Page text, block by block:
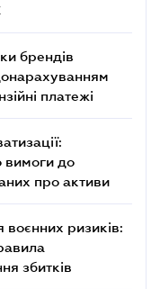
брендів
платежі
вимоги до
про активи
воєнних ризиків:
збитків